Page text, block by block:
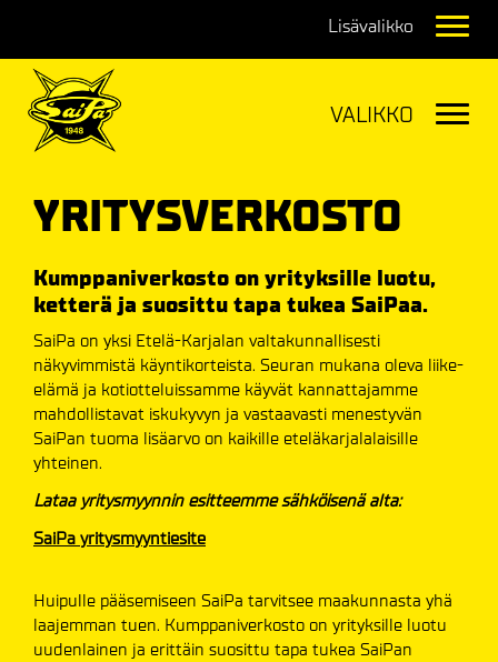
YRITYSVERKOSTO
Kumppaniverkosto on yrityksille luotu,
ketterä ja suosittu tapa tukea SaiPaa.
SaiPa on yksi Etelä-Karjalan valtakunnallisesti
näkyvimmistä käyntikorteista. Seuran mukana oleva liike-
elämä ja kotiotteluissamme käyvät kannattajamme
mahdollistavat iskukyvyn ja vastaavasti menestyvän
SaiPan tuoma lisäarvo on kaikille eteläkarjalalaisille
yhteinen.
Lataa yritysmyynnin esitteemme sähköisenä alta:
SaiPa yritysmyyntiesite
Huipulle pääsemiseen SaiPa tarvitsee maakunnasta yhä
laajemman tuen. Kumppaniverkosto on yrityksille luotu
uudenlainen ja erittäin suosittu tapa tukea SaiPan